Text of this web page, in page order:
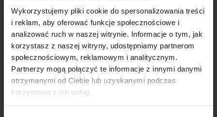
Wykorzystujemy pliki cookie do spersonalizowania treści
i reklam, aby oferować funkcje społecznościowe i
analizować ruch w naszej witrynie. Informacje o tym, jak
korzystasz z naszej witryny, udostępniamy partnerom
społecznościowym, reklamowym i analitycznym.
Partnerzy mogą połączyć te informacje z innymi danymi
otrzymanymi od Ciebie lub uzyskanymi podczas
korzystania z ich usług.
Mieszkanie F.A.9